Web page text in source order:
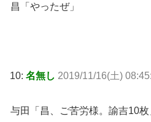
昌「やったぜ」
10: 名無し 2019/11/16(土)
与田「昌、ご苦労様。諭吉10枚